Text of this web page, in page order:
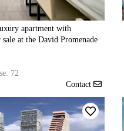
apartment with
at the David Promenade
72
Contact